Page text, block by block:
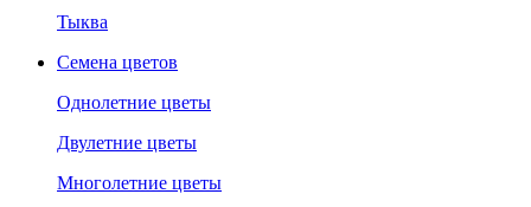
Тыква
Семена цветов
Однолетние цветы
Двулетние цветы
Многолетние цветы